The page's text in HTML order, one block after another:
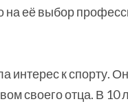
её выбор
интерес к спорту.
своего отца. В 10